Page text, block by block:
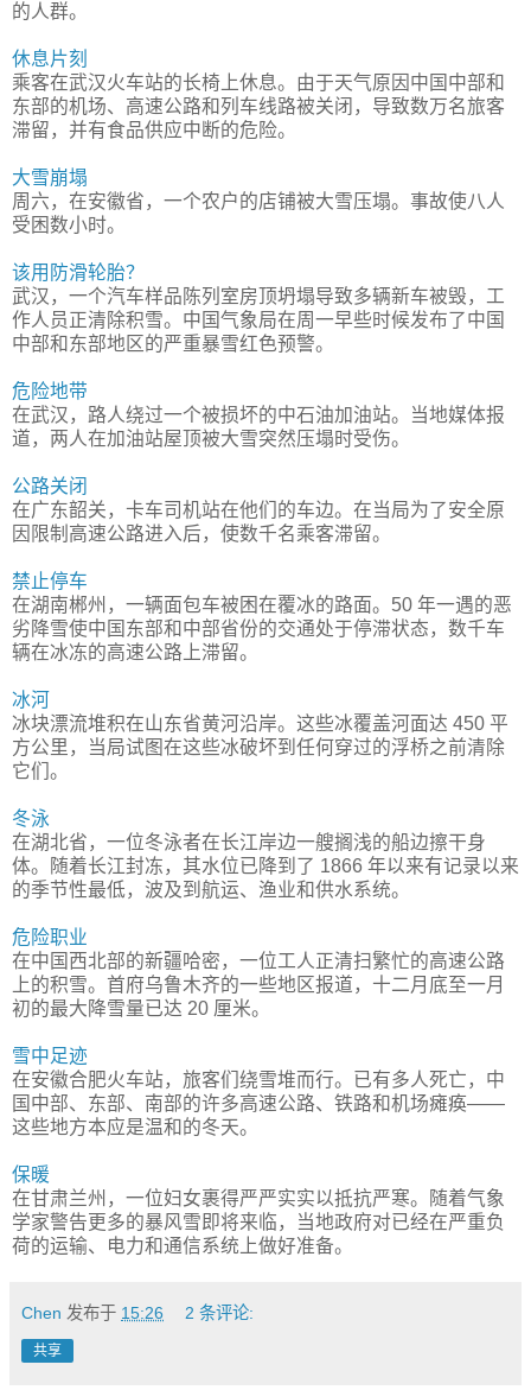
的人群。
休息片刻
乘客在武汉火车站的长椅上休息。由于天气原因中国中部和
东部的机场、高速公路和列车线路被关闭，导致数万名旅客
滞留，并有食品供应中断的危险。
大雪崩塌
周六，在安徽省，一个农户的店铺被大雪压塌。事故使八人
受困数小时。
该用防滑轮胎？
武汉，一个汽车样品陈列室房顶坍塌导致多辆新车被毁，工
作人员正清除积雪。中国气象局在周一早些时候发布了中国
中部和东部地区的严重暴雪红色预警。
危险地带
在武汉，路人绕过一个被损坏的中石油加油站。当地媒体报
道，两人在加油站屋顶被大雪突然压塌时受伤。
公路关闭
在广东韶关，卡车司机站在他们的车边。在当局为了安全原
因限制高速公路进入后，使数千名乘客滞留。
禁止停车
在湖南郴州，一辆面包车被困在覆冰的路面。50 年一遇的恶
劣降雪使中国东部和中部省份的交通处于停滞状态，数千车
辆在冰冻的高速公路上滞留。
冰河
冰块漂流堆积在山东省黄河沿岸。这些冰覆盖河面达 450 平
方公里，当局试图在这些冰破坏到任何穿过的浮桥之前清除
它们。
冬泳
在湖北省，一位冬泳者在长江岸边一艘搁浅的船边擦干身
体。随着长江封冻，其水位已降到了 1866 年以来有记录以来
的季节性最低，波及到航运、渔业和供水系统。
危险职业
在中国西北部的新疆哈密，一位工人正清扫繁忙的高速公路
上的积雪。首府乌鲁木齐的一些地区报道，十二月底至一月
初的最大降雪量已达 20 厘米。
雪中足迹
在安徽合肥火车站，旅客们绕雪堆而行。已有多人死亡，中
国中部、东部、南部的许多高速公路、铁路和机场瘫痪——
这些地方本应是温和的冬天。
保暖
在甘肃兰州，一位妇女裹得严严实实以抵抗严寒。随着气象
学家警告更多的暴风雪即将来临，当地政府对已经在严重负
荷的运输、电力和通信系统上做好准备。
Chen 发布于 15:26 2 条评论:
共享